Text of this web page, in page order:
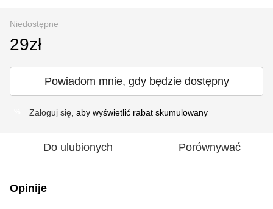
Niedostępne
29zł
Powiadom mnie, gdy będzie dostępny
Zaloguj się , aby wyświetlić rabat skumulowany
Do ulubionych Porównywać
Opinije